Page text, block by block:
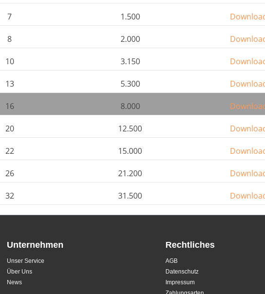
7 1.500
8 2.000
10 3.150
13 5.300
16 8.000
20 12.500
22 15.000
26 21.200
32 31.500
Unternehmen
Unser Service
Über Uns
News
Rechtliches
AGB
Datenschutz
Impressum